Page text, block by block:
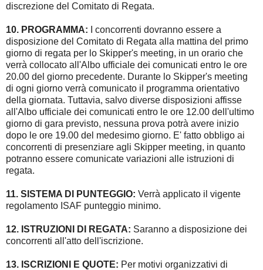
discrezione del Comitato di Regata.
10. PROGRAMMA: I concorrenti dovranno essere a
disposizione del Comitato di Regata alla mattina del primo
giorno di regata per lo Skipper's meeting, in un orario che
verrà collocato all'Albo ufficiale dei comunicati entro le ore
20.00 del giorno precedente. Durante lo Skipper's meeting
di ogni giorno verrà comunicato il programma orientativo
della giornata. Tuttavia, salvo diverse disposizioni affisse
all'Albo ufficiale dei comunicati entro le ore 12.00 dell'ultimo
giorno di gara previsto, nessuna prova potrà avere inizio
dopo le ore 19.00 del medesimo giorno. E' fatto obbligo ai
concorrenti di presenziare agli Skipper meeting, in quanto
potranno essere comunicate variazioni alle istruzioni di
regata.
11. SISTEMA DI PUNTEGGIO: Verrà applicato il vigente
regolamento ISAF punteggio minimo.
12. ISTRUZIONI DI REGATA: Saranno a disposizione dei
concorrenti all'atto dell'iscrizione.
13. ISCRIZIONI E QUOTE: Per motivi organizzativi di